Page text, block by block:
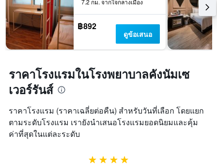
7.2 กม. จากใจกลางเมือง
฿892
ดูข้อเสนอ
ราคาโรงแรมในโรงพยาบาลคังนัมเซ
เวอร์รันส์
ราคาโรงแรม (ราคาเฉลี่ยต่อคืน) สำหรับวันที่เลือก โดยแยก
ตามระดับโรงแรม เรายังนำเสนอโรงแรมยอดนิยมและคุ้ม
ค่าที่สุดในแต่ละระดับ
4 ดาว